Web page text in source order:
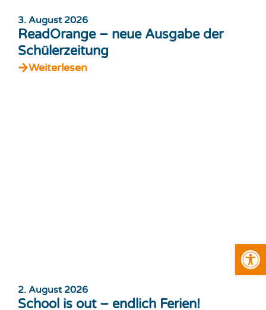
3. August 2026
ReadOrange – neue Ausgabe der
Schülerzeitung
Weiterlesen
2. August 2026
School is out – endlich Ferien!